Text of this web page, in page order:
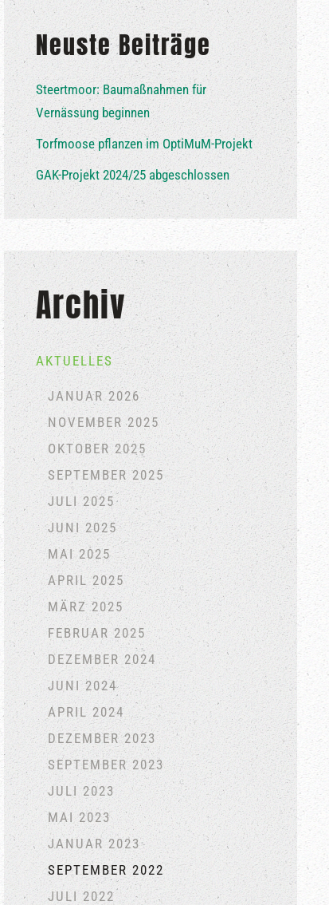
Neuste Beiträge
Steertmoor: Baumaßnahmen für
Vernässung beginnen
Torfmoose pflanzen im OptiMuM-Projekt
GAK-Projekt 2024/25 abgeschlossen
Archiv
AKTUELLES
JANUAR 2026
NOVEMBER 2025
OKTOBER 2025
SEPTEMBER 2025
JULI 2025
JUNI 2025
MAI 2025
APRIL 2025
MÄRZ 2025
FEBRUAR 2025
DEZEMBER 2024
JUNI 2024
APRIL 2024
DEZEMBER 2023
SEPTEMBER 2023
JULI 2023
MAI 2023
JANUAR 2023
SEPTEMBER 2022
JULI 2022